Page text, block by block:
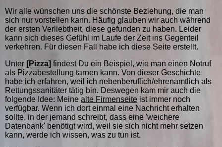
Wir alle wünschen uns die schönste Beziehung, die man
sich nur vorstellen kann. Häufig glauben wir auch während
der ersten Verliebtheit, diese gefunden zu haben. Leider
kann sich dieses Gefühl im Laufe der Zeit ins Gegenteil
verkehren. Für diesen Fall habe ich diese Seite erstellt.
Unter [Pizza] findest Du ein Beispiel, wie man einen Notruf
als Pizzabestellung tarnen kann. Von dieser Geschichte
habe ich erfahren, weil ich nebenberuflich/ehrenamtlich als
Rettungssanitäter tätig bin. Deswegen kam mir auch die
folgende Idee: Meine alte Firmenseite ist immer noch
verfügbar. Wenn ich dort einmal eine Nachricht erhalten
sollte, in der jemand schreibt, dass eine 'weichere
Datenbank' benötigt wird, weil sie sich nicht mehr setzen
kann, werde ich wissen, was zu tun ist.